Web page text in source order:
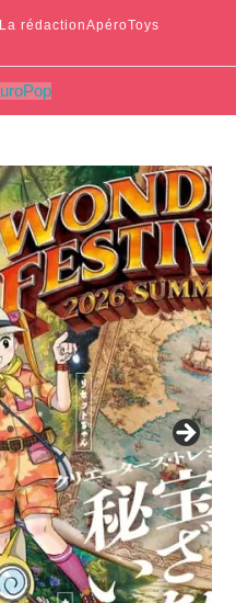
La rédactionApéroToys